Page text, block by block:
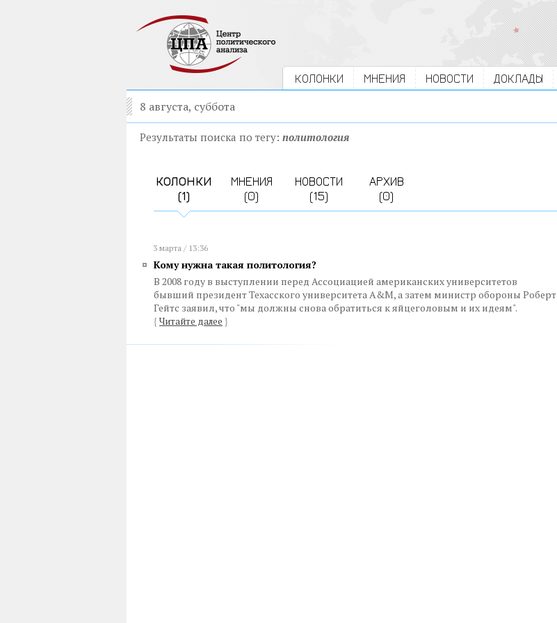
КОЛОНКИ МНЕНИЯ НОВОСТИ ДОКЛАДЫ
8 августа, суббота
Результаты поиска по тегу: политология
КОЛОНКИ
(1)
МНЕНИЯ
(0)
НОВОСТИ
(15)
АРХИВ
(0)
3 марта / 13:36
Кому нужна такая политология?
В 2008 году в выступлении перед Ассоциацией американских университетов
бывший президент Техасского университета A&M, а затем министр обороны Роберт
Гейтс заявил, что "мы должны снова обратиться к яйцеголовым и их идеям".
{ Читайте далее }